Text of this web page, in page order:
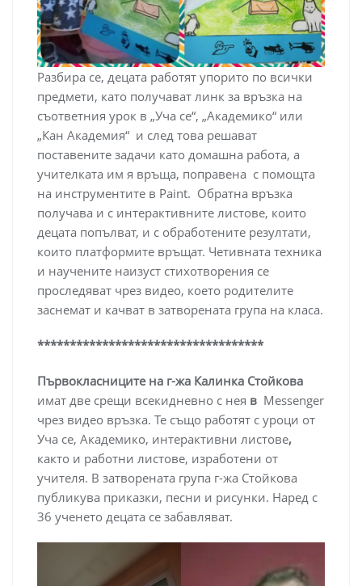
Разбира се, децата работят упорито по всички
предмети, като получават линк за връзка на
съответния урок в „Уча се“, „Академико“ или
„Кан Академия“ и след това решават
поставените задачи като домашна работа, а
учителката им я връща, поправена с помощта
на инструментите в Paint. Обратна връзка
получава и с интерактивните листове, които
децата попълват, и с обработените резултати,
които платформите връщат. Четивната техника
и научените наизуст стихотворения се
проследяват чрез видео, което родителите
заснемат и качват в затворената група на класа.
***********************************
Първокласниците на г-жа Калинка Стойкова
имат две срещи всекидневно с нея в Messenger
чрез видео връзка. Те също работят с уроци от
Уча се, Академико, интерактивни листове,
както и работни листове, изработени от
учителя. В затворената група г-жа Стойкова
публикува приказки, песни и рисунки. Наред с
36 ученето децата се забавляват.